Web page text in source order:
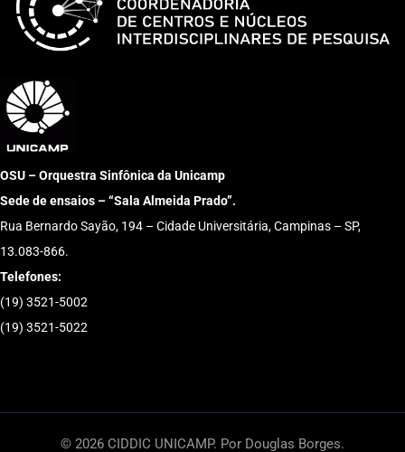
OSU – Orquestra Sinfônica da Unicamp
Sede de ensaios – “Sala Almeida Prado”.
Rua Bernardo Sayão, 194 – Cidade Universitária, Campinas – SP,
13.083-866.
Telefones:
(19) 3521-5002
(19) 3521-5022
© 2026 CIDDIC UNICAMP. Por Douglas Borges.